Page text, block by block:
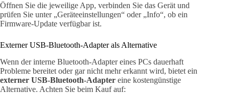
Öffnen Sie die jeweilige App, verbinden Sie das Gerät und
prüfen Sie unter „Geräteeinstellungen“ oder „Info“, ob ein
Firmware-Update verfügbar ist.
Externer USB-Bluetooth-Adapter als Alternative
Wenn der interne Bluetooth-Adapter eines PCs dauerhaft
Probleme bereitet oder gar nicht mehr erkannt wird, bietet ein
externer USB-Bluetooth-Adapter eine kostengünstige
Alternative. Achten Sie beim Kauf auf: